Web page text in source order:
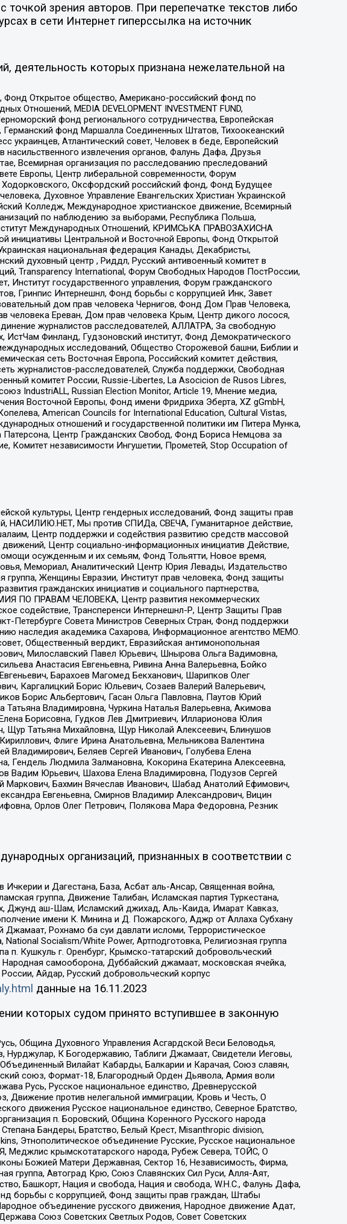
зрения авторов. При перепечатке текстов либо
в сети Интернет гиперссылка на источник
деятельность которых признана нежелательной на
Открытое общество, Американо-российский фонд по
Отношений, MEDIA DEVELOPMENT INVESTMENT FUND,
фонд регионального сотрудничества, Европейская
фонд Маршалла Соединенных Штатов, Тихоокеанский
Атлантический совет, Человек в беде, Европейский
извлечения органов, Фалунь Дафа, Друзья
Всемирная организация по расследованию преследований
Европы, Центр либеральной современности, Форум
Оксфордский российский фонд, Фонд Будущее
Духовное Управление Евангельских Христиан Украинской
Колледж, Международное христианское движение, Всемирный
по наблюдению за выборами, Республика Польша,
Международных Отношений, КРИМСЬКА ПРАВОЗАХИСНА
инициативы Центральной и Восточной Европы, Фонд Открытой
национальная федерация Канады, Декабристы,
духовный центр , Риддл, Русский антивоенный комитет в
Transparеncy International, Форум Свободных Народов ПостРоссии,
государственного управления, Форум гражданского
Гринпис Интернешнл, Фонд борьбы с коррупцией Инк, Завет
дом прав человека Чернигов, Фонд Дом Прав Человека,
человека Ереван, Дом прав человека Крым, Центр дикого лосося,
журналистов расследователей, АЛЛАТРА, За свободную
ИстЧам Финланд, Гудзоновский институт, Фонд Демократического
исследований, Общество Сторожевой башни, Библии и
сеть Восточная Европа, Российский комитет действия,
журналистов-расследователей, Служба поддержки, Свободная
комитет России, Russie-Libertes, La Asocicion de Rusos Libres,
IndustriALL, Russian Election Monitor, Article 19, Мнение медиа,
Восточной Европы, Фонд имени Фридриха Эберта, XZ gGmbH,
American Councils for International Education, Cultural Vistas,
отношений и государственной политики им Питера Мунка,
Центр Гражданских Свобод, Фонд Бориса Немцова за
Комитет независимости Ингушетии, Прометей, Stop Occupation of
культуры, Центр гендерных исследований, Фонд защиты прав
НАСИЛИЮ.НЕТ, Мы против СПИДа, СВЕЧА, Гуманитарное действие,
Центр поддержки и содействия развитию средств массовой
Центр социально-информационных инициатив Действие,
осужденным и их семьям, Фонд Тольятти, Новое время,
Мемориал, Аналитический Центр Юрия Левады, Издательство
Женщины Евразии, Институт прав человека, Фонд защиты
гражданских инициатив и социального партнерства,
ПО ПРАВАМ ЧЕЛОВЕКА, Центр развития некоммерческих
содействие, Трансперенси Интернешнл-Р, Центр Защиты Прав
Петербурге Совета Министров Северных Стран, Фонд поддержки
наследия академика Сахарова, Информационное агентство МЕМО.
Общественный вердикт, Евразийская антимонопольная
Милославский Павел Юрьевич, Шнырова Ольга Вадимовна,
Анастасия Евгеньевна, Ривина Анна Валерьевна, Бойко
Барахоев Магомед Бекханович, Шарипков Олег
Каргалицкий Борис Юльевич, Созаев Валерий Валерьевич,
Борис Альбертович, Гасан Ольга Павловна, Паутов Юрий
Владимировна, Чуркина Наталья Валерьевна, Акимова
Борисовна, Гудков Лев Дмитриевич, Илларионова Юлия
Щур Татьяна Михайловна, Щур Николай Алексеевич, Блинушов
Флиге Ирина Анатольевна, Мельникова Валентина
Владимирович, Беляев Сергей Иванович, Голубева Елена
Гендель Людмила Залмановна, Кокорина Екатерина Алексеевна,
Вадим Юрьевич, Шахова Елена Владимировна, Подузов Сергей
Маркович, Бахмин Вячеслав Иванович, Шабад Анатолий Ефимович,
Евгеньевна, Смирнов Владимир Александрович, Вицин
Орлов Олег Петрович, Полякова Мара Федоровна, Резник
организаций, признанных в соответствии с
и Дагестана, База, Асбат аль-Ансар, Священная война,
группа, Движение Талибан, Исламская партия Туркестана,
Джунд аш-Шам, Исламский джихад, Аль-Каида, Имарат Кавказ,
имени К. Минина и Д. Пожарского, Аджр от Аллаха Субхану
Рохнамо ба суи давлати исломи, Террористическое
Socialism/White Power, Артподготовка, Религиозная группа
п. Кушкуль г. Оренбург, Крымско-татарский добровольческий
самооборона, Дуббайский джамаат, московская ячейка,
Айдар, Русский добровольческий корпус
данные на 16.11.2023
которых судом принято вступившее в законную
Община Духовного Управления Асгардской Веси Беловодья,
К Богодержавию, Таблиги Джамаат, Свидетели Иеговы,
Вилайат Кабарды, Балкарии и Карачая, Союз славян,
союз, Формат-18, Благородный Орден Дьявола, Армия воли
Русь, Русское национальное единство, Древнерусской
Движение против нелегальной иммиграции, Кровь и Честь, О
движения Русское национальное единство, Северное Братство,
п. Боровский, Община Коренного Русского народа
Бандеры, Братство, Белый Крест, Misanthropic division,
Этнополитическое объединение Русские, Русское национальное
Меджлис крымскотатарского народа, Рубеж Севера, ТОЙС, О
Божией Матери Державная, Сектор 16, Независимость, Фирма,
группа, Автоград Крю, Союз Славянских Сил Руси, Алля-Аят,
Башкорт, Нация и свобода, Нация и свобода, W.H.С., Фалунь Дафа,
борьбы с коррупцией, Фонд защиты прав граждан, Штабы
объединение русского движения, Народное движение Адат,
Союз Советских Светлых Родов, Совет Советских